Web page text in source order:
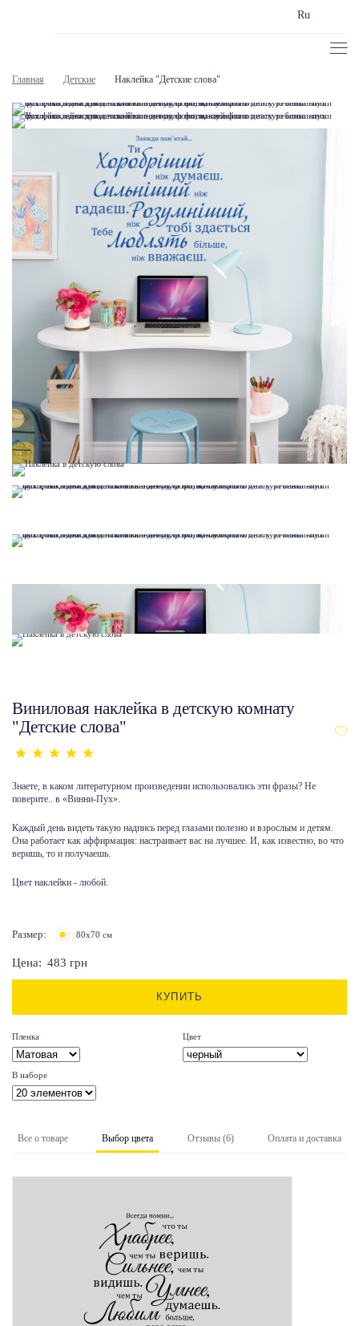
Ru
Главная Детские Наклейка "Детские слова"
Виниловая наклейка в детскую комнату
"Детские слова"
Знаете, в каком литературном произведении использовались эти фразы? Не
поверите.. в «Винни-Пух».
Каждый день видеть такую надпись перед глазами полезно и взрослым и детям.
Она работает как аффирмация: настраивает вас на лучшее. И, как известно, во что
веришь, то и получаешь.
Цвет наклейки - любой.
Размер: 80х70 см
Цена: 483 грн
КУПИТЬ
Пленка Цвет
В наборе
Все о товаре Выбор цвета Отзывы (6) Оплата и доставка